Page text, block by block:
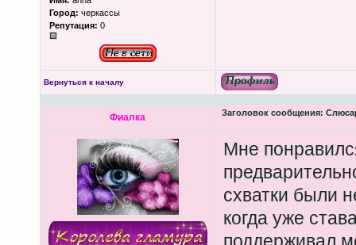
Город: черкассы
Репутация: 0
Вернуться к началу
Фиалка Заголовок сообщения:
Мне
схватки были
когда уже